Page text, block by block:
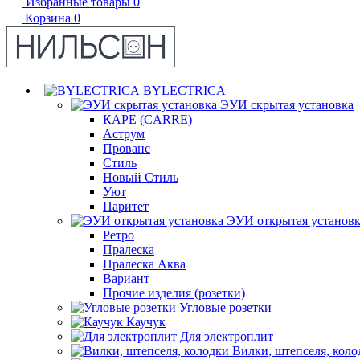
Корзина 0
BYLECTRICA
ЭУИ скрытая установка
КАРЕ (CARRE)
Аструм
Прованс
Стиль
Новый Стиль
Уют
Паритет
ЭУИ открытая
Ретро
Пралеска
Пралеска Аква
Вариант
Прочие изделия (розетки)
Угловые розетки
Каучук
Для электроплит
Вилки, штепселя,